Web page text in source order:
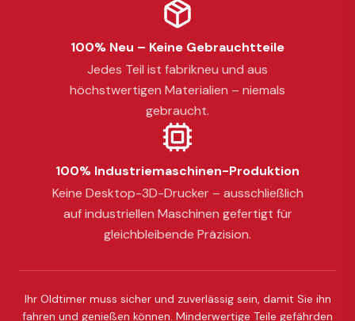
100% Neu – Keine Gebrauchtteile
Jedes Teil ist fabrikneu und aus
höchstwertigen Materialien – niemals
gebraucht.
100% Industriemaschinen-Produktion
Keine Desktop-3D-Drucker – ausschließlich
auf industriellen Maschinen gefertigt für
gleichbleibende Präzision.
Ihr Oldtimer muss sicher und zuverlässig sein, damit Sie ihn
fahren und genießen können. Minderwertige Teile gefährden